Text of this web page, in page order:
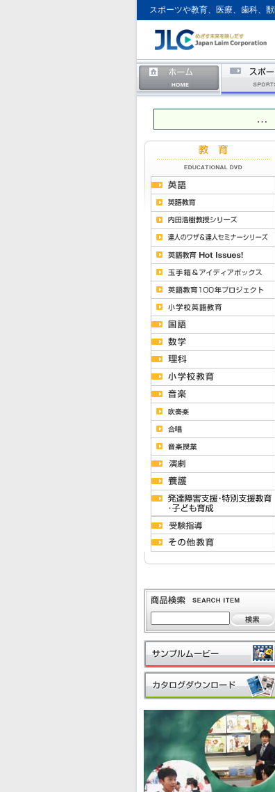
スポーツや教育、医療、歯科、
…